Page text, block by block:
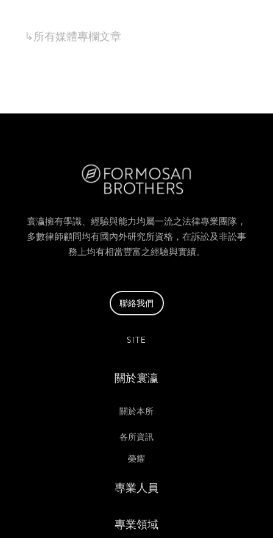
↳所有媒體專欄文章
寰瀛擁有學識、經驗與能力均屬一流之法律專業團隊，
多數律師顧問均有國內外研究所資格，在訴訟及非訟事
務上均有相當豐富之經驗與實績。
聯絡我們
SITE
關於寰瀛
關於本所
各所資訊
榮耀
專業人員
專業領域